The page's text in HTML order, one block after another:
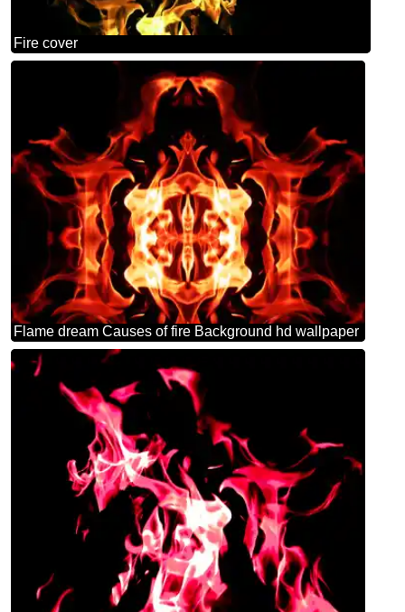
Fire cover
Flame dream Causes of fire Background hd wallpaper